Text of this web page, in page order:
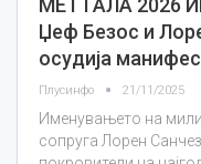
МЕТ ГАЛА 2026
Џеф Безос и
осудија
Плусинфо 21/11/2025
Именувањето на
сопруга Лорен